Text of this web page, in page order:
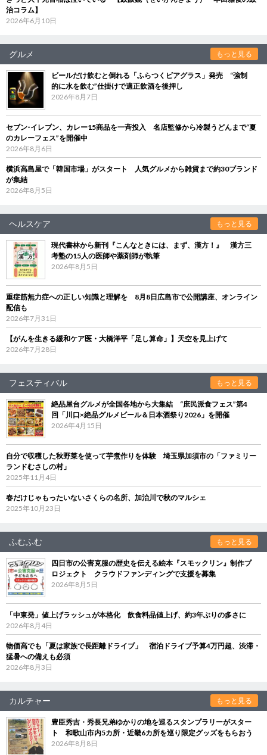
治コラム】
2026年6月10日
グルメ もっと見る
ビールだけ飲むと倒れる「ふらつくビアグラス」発売 “強制
的に水を飲む”仕掛けで適正飲酒を後押し
2026年8月7日
セブン‐イレブン、カレー15商品を一斉投入 名店監修から冷製うどんまで“夏
のカレーフェス”を開催中
2026年8月6日
横浜高島屋で「韓国市場」がスタート 人気グルメから雑貨まで約30ブランド
が集結
2026年8月5日
ヘルスケア もっと見る
現代書林から新刊『こんなときには、まず、漢方！』 漢方三
考塾の15人の医師や薬剤師が執筆
2026年8月5日
重症筋無力症への正しい知識と理解を 8月8日広島市で公開講座、オンライン
配信も
2026年7月31日
【がんを生きる緩和ケア医・大橋洋平「足し算命」】天空を見上げて
2026年7月28日
フェスティバル もっと見る
絶品屋台グルメが全国各地から大集結 “庶民派食フェス”第4
回「川口×絶品グルメビール＆日本酒祭り2026」を開催
2026年4月15日
自分で収穫した秋野菜を使って芋煮作りを体験 埼玉県加須市の「ファミリー
ランドむさしの村」
2025年11月4日
春だけじゃもったいないさくらの名所、加治川で秋のマルシェ
2025年10月23日
ふむふむ もっと見る
四日市の公害克服の歴史を伝える絵本『スモックリン』制作プ
ロジェクト クラウドファンディングで支援を募集
2026年8月5日
「中東発」値上げラッシュが本格化 飲食料品値上げ、約3年ぶりの多さに
2026年8月4日
物価高でも「夏は家族で長距離ドライブ」 宿泊ドライブ予算4万円超、渋滞・
猛暑への備えも必須
2026年8月3日
カルチャー もっと見る
豊臣秀吉・秀長兄弟ゆかりの地を巡るスタンプラリーがスター
ト 和歌山市内5カ所・近畿6カ所を巡り限定グッズをもらおう
2026年8月8日